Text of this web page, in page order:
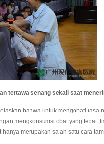
tertawa senang sekali saat
bahwa untuk mengobati rasa
mengkonsumsi obat yang tepat
merupakan salah satu cara